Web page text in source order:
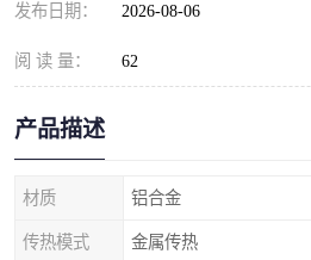
发布日期： 2026-08-06
阅 读 量： 62
产品描述
材质 铝合金
传热模式 金属传热